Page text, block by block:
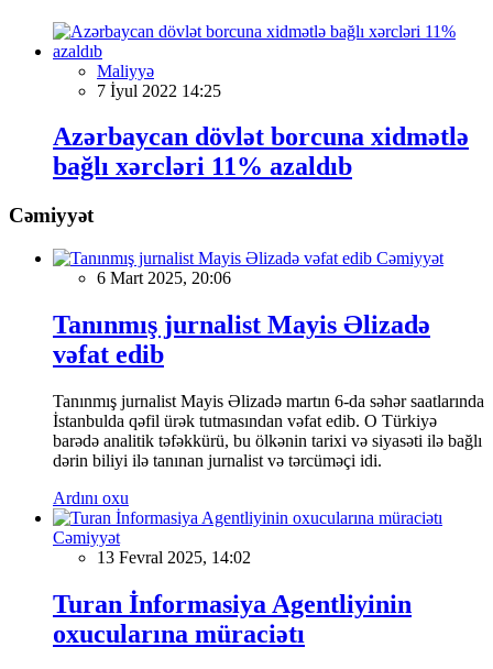
Maliyyə
7 İyul 2022 14:25
Azərbaycan dövlət borcuna xidmətlə
bağlı xərcləri 11% azaldıb
Cəmiyyət
Cəmiyyət
6 Mart 2025, 20:06
Tanınmış jurnalist Mayis Əlizadə
vəfat edib
Tanınmış jurnalist Mayis Əlizadə martın 6-da səhər saatlarında
İstanbulda qəfil ürək tutmasından vəfat edib. O Türkiyə
barədə analitik təfəkkürü, bu ölkənin tarixi və siyasəti ilə bağlı
dərin biliyi ilə tanınan jurnalist və tərcüməçi idi.
Ardını oxu
Cəmiyyət
13 Fevral 2025, 14:02
Turan İnformasiya Agentliyinin
oxucularına müraciətı